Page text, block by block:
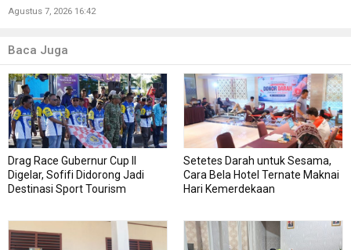
Agustus 7, 2026 16:42
Baca Juga
Drag Race Gubernur Cup II
Digelar, Sofifi Didorong Jadi
Destinasi Sport Tourism
Setetes Darah untuk Sesama,
Cara Bela Hotel Ternate Maknai
Hari Kemerdekaan